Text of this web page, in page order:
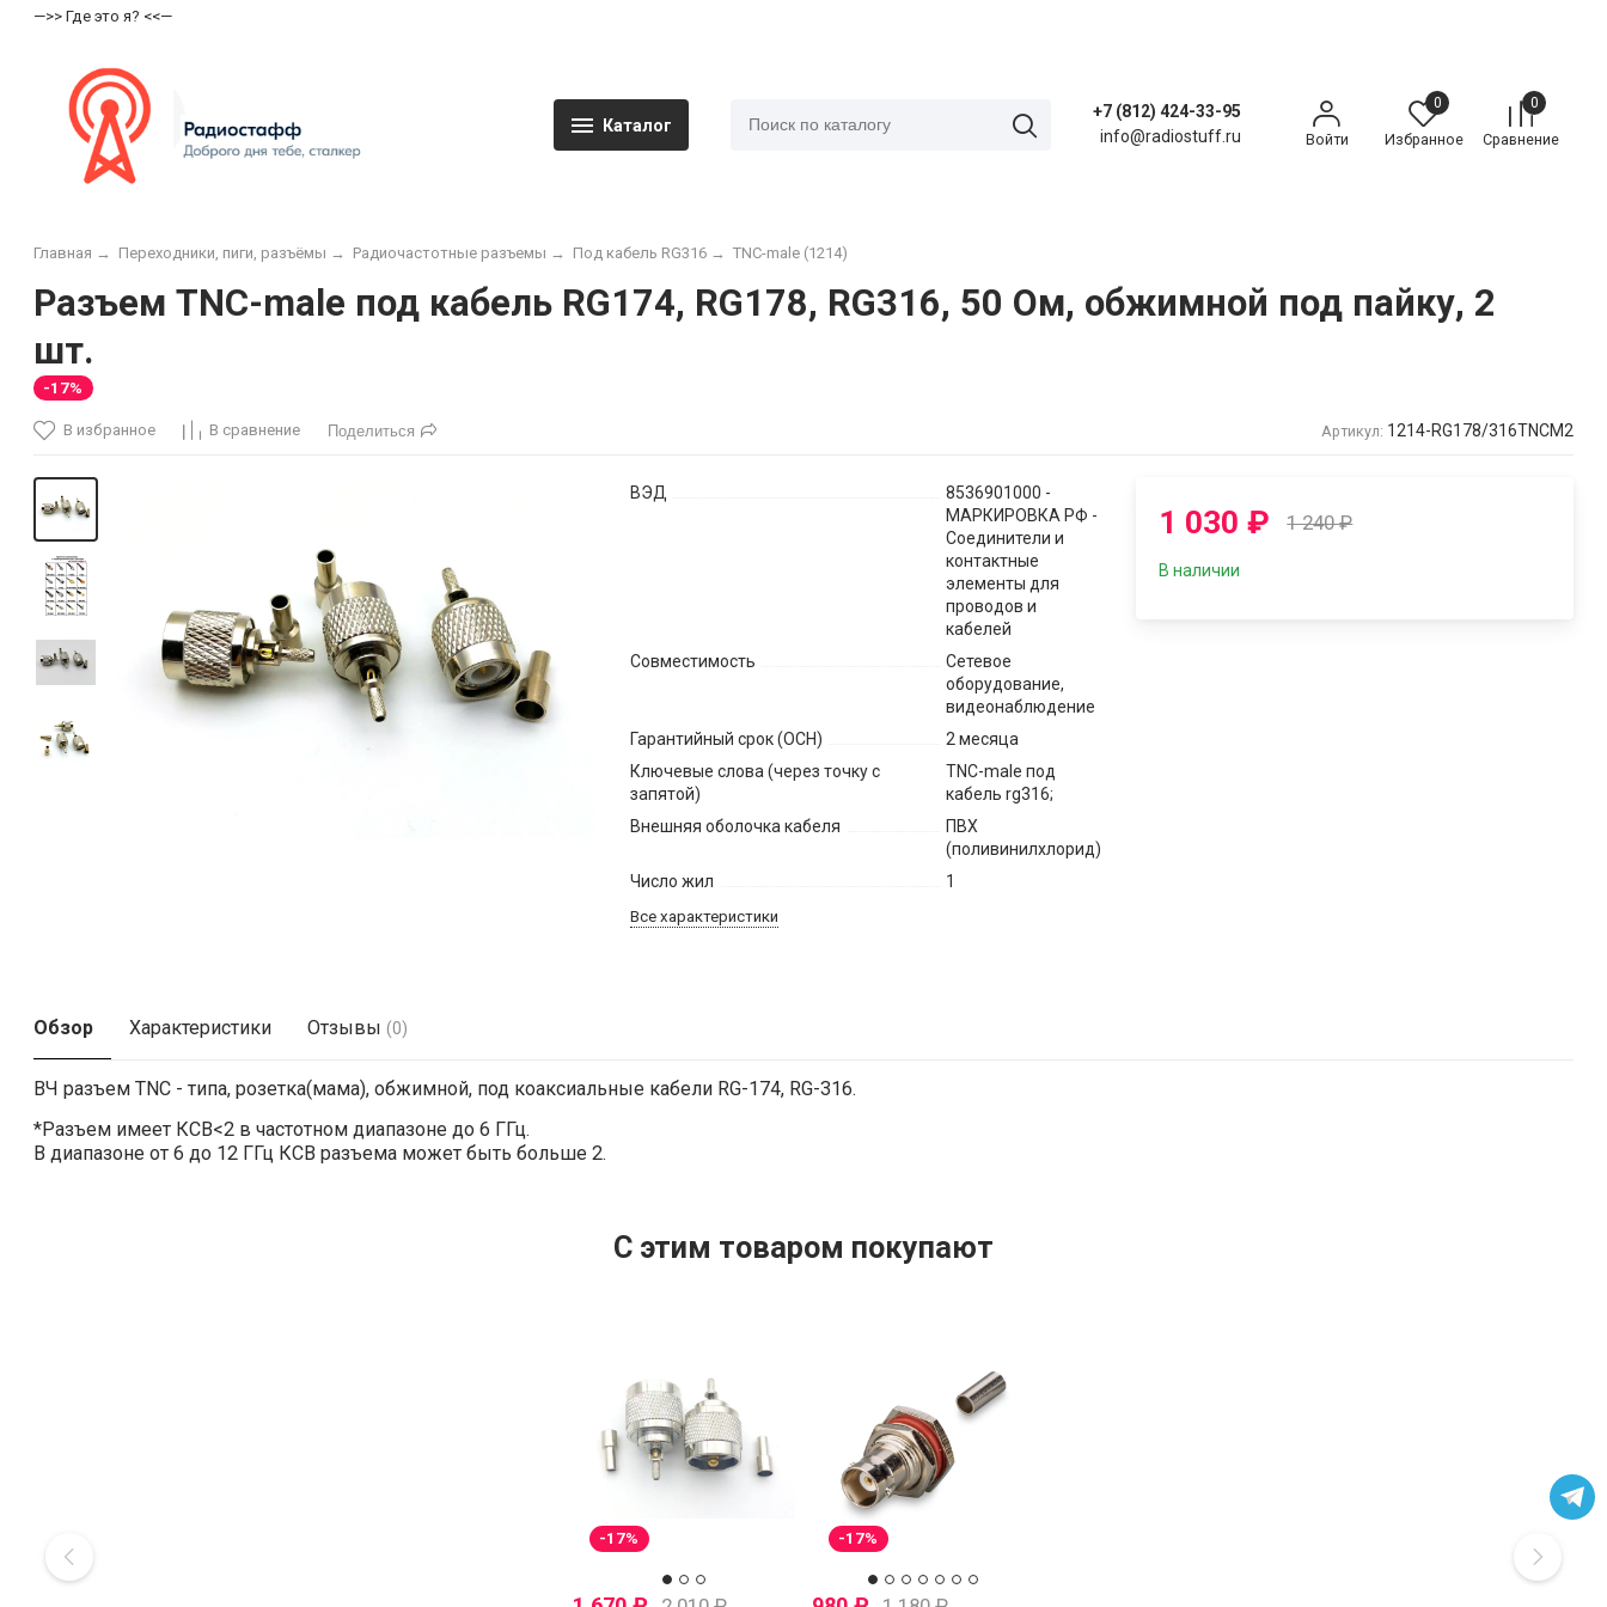
—>> Где это я? <<—
Каталог
+7 (812) 424-33-95
info@radiostuff.ru
Войти
0
Избранное
0
Сравнение
Главная → Переходники, пиги, разъёмы → Радиочастотные разъемы → Под кабель RG316 → TNC-male (1214)
Разъем TNC-male под кабель RG174, RG178, RG316, 50 Ом, обжимной под пайку, 2
шт.
-17%
В избранное В сравнение Поделиться Артикул: 1214-RG178/316TNCM2
ВЭД
8536901000 -
МАРКИРОВКА РФ -
Соединители и
контактные
элементы для
проводов и
кабелей
Совместимость
Сетевое
оборудование,
видеонаблюдение
Гарантийный срок (ОСН)
2 месяца
Ключевые слова (через точку с
запятой)
TNC-male под
кабель rg316;
Внешняя оболочка кабеля
ПВХ
(поливинилхлорид)
Число жил
1
Все характеристики
1 030₽ 1 240₽
В наличии
Обзор Характеристики Отзывы (0)
ВЧ разъем TNC - типа, розетка(мама), обжимной, под коаксиальные кабели RG-174, RG-316.
*Разъем имеет КСВ<2 в частотном диапазоне до 6 ГГц.
В диапазоне от 6 до 12 ГГц КСВ разъема может быть больше 2.
C этим товаром покупают
-17% -17%